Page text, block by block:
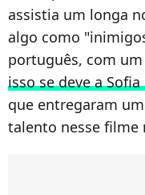
assistia um longa
algo como
português, com
isso se deve a
que entregaram
talento nesse filme